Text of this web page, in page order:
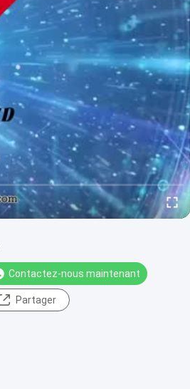
Contactez-nous maintenant
Partager